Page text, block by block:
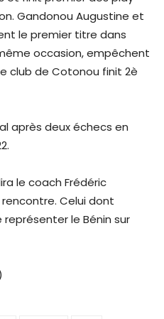
Gandonou Augustine et
le premier titre dans
occasion, empêchent
club de Cotonou finit 2è
après deux échecs en
le coach Frédéric
rencontre. Celui dont
le Bénin sur